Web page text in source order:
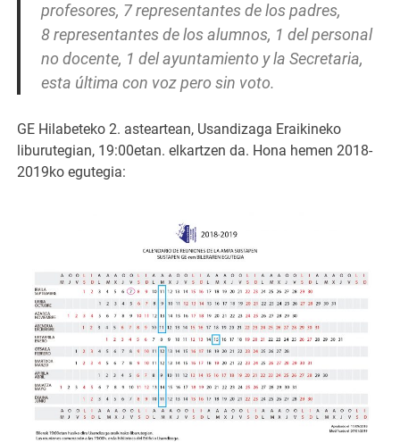
profesores, 7 representantes de los padres,
8 representantes de los alumnos, 1 del personal
no docente, 1 del ayuntamiento y la Secretaria,
esta última con voz pero sin voto.
GE Hilabeteko 2. asteartean, Usandizaga Eraikineko
liburutegian, 19:00etan. elkartzen da. Hona hemen 2018-
2019ko egutegia: